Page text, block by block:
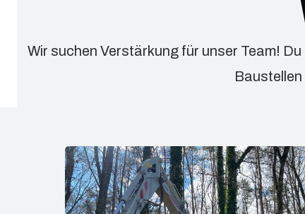
Wir suchen Verstärkung für unser Team!
Baustellen